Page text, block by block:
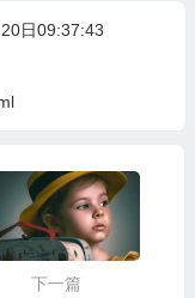
日09:37:43
下一篇